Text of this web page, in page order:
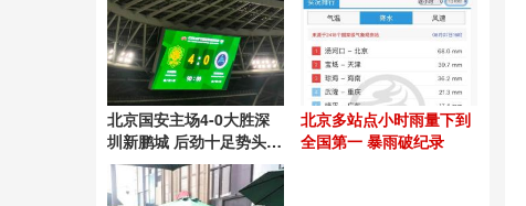
北京国安主场4-0大胜深
圳新鹏城 后劲十足势头良
好
北京多站点小时雨量下到
全国第一 暴雨破纪录